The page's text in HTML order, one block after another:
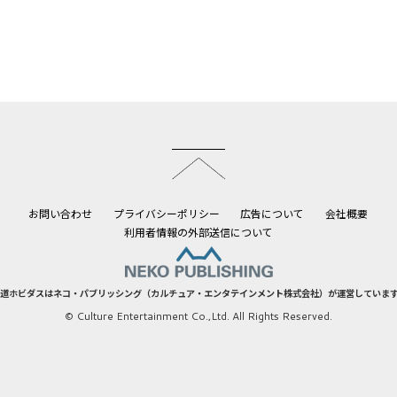
お問い合わせ プライバシーポリシー 広告について
会社概要
利用者情報の外部送信について
ホビダスはネコ・パブリッシング（カルチュア・エンタテインメント株式会社）が運営していま
© Culture Entertainment Co.,Ltd. All Rights Reserved.